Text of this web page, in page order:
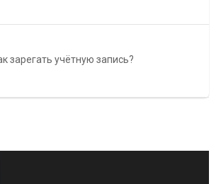
зарегать учётную запись?